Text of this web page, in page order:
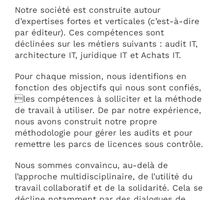
Notre société est construite autour
d’expertises fortes et verticales (c’est-à-dire
par éditeur). Ces compétences sont
déclinées sur les métiers suivants : audit IT,
architecture IT, juridique IT et Achats IT.
Pour chaque mission, nous identifions en
fonction des objectifs qui nous sont confiés,
les compétences à solliciter et la méthode
de travail à utiliser. De par notre expérience,
nous avons construit notre propre
méthodologie pour gérer les audits et pour
remettre les parcs de licences sous contrôle.
Nous sommes convaincu, au-delà de
l’approche multidisciplinaire, de l’utilité du
travail collaboratif et de la solidarité. Cela se